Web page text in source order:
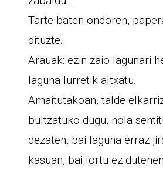
Tarte baten ondoren,
dituzte.
Arauak: ezin zaio lagunari
laguna lurretik altxatu.
Amaitutakoan, talde
bultzatuko dugu, nola
dezaten, bai laguna erraz
kasuan, bai lortu ez